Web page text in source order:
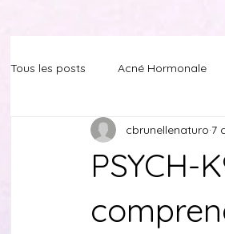
Tous les posts Acné Hormonale
PSYCH-
cbrunellenaturo 7